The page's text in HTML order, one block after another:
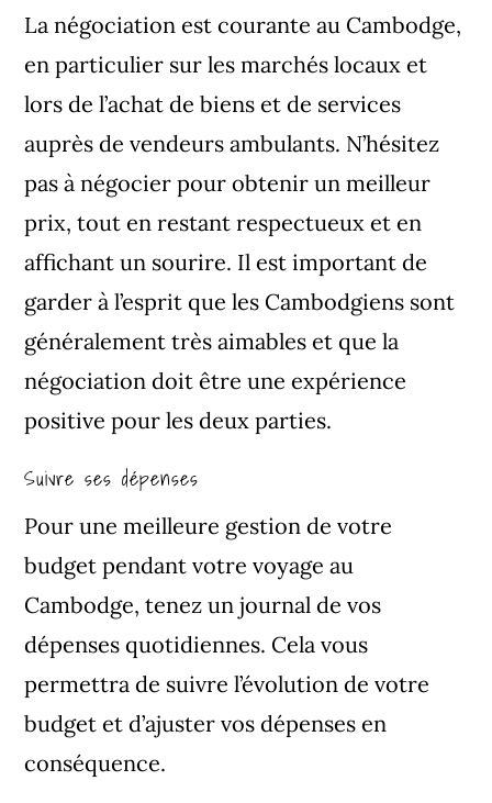
La négociation est courante au Cambodge,
en particulier sur les marchés locaux et
lors de l’achat de biens et de services
auprès de vendeurs ambulants. N’hésitez
pas à négocier pour obtenir un meilleur
prix, tout en restant respectueux et en
affichant un sourire. Il est important de
garder à l’esprit que les Cambodgiens sont
généralement très aimables et que la
négociation doit être une expérience
positive pour les deux parties.
Suivre ses dépenses
Pour une meilleure gestion de votre
budget pendant votre voyage au
Cambodge, tenez un journal de vos
dépenses quotidiennes. Cela vous
permettra de suivre l’évolution de votre
budget et d’ajuster vos dépenses en
conséquence.